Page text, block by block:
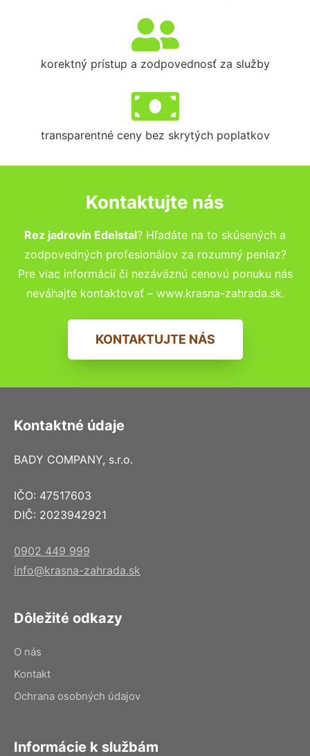
korektný prístup a zodpovednosť za služby
transparentné ceny bez skrytých poplatkov
Kontaktujte nás
Rez jadrovín Edelstal? Hľadáte na to skúsených a
zodpovedných profesionálov za rozumný peniaz?
Pre viac informácií či nezáväznú cenovú ponuku nás
neváhajte kontaktovať – www.krasna-zahrada.sk.
KONTAKTUJTE NÁS
Kontaktné údaje
BADY COMPANY, s.r.o.
IČO: 47517603
DIČ: 2023942921
0902 449 999
info@krasna-zahrada.sk
Dôležité odkazy
O nás
Kontakt
Ochrana osobných údajov
Informácie k službám